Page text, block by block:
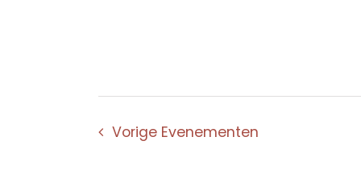
Vorige Evenementen